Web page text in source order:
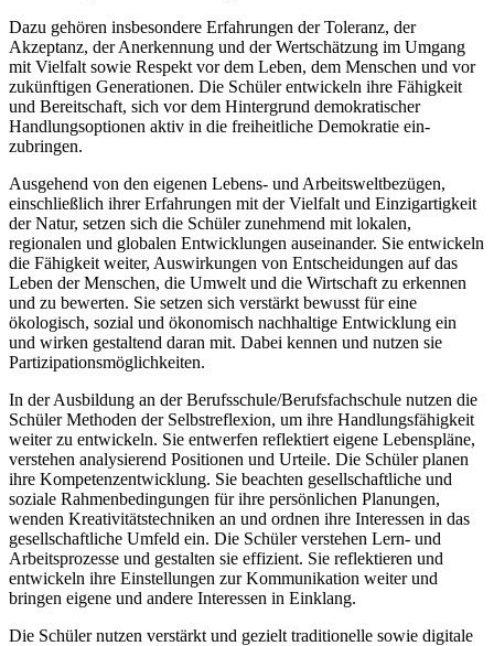
Dazu gehören insbesondere Erfahrungen der Toleranz, der
Akzeptanz, der Anerkennung und der Wertschätzung im Umgang
mit Vielfalt sowie Respekt vor dem Leben, dem Menschen und vor
zukünftigen Generationen. Die Schüler entwickeln ihre Fähigkeit
und Bereitschaft, sich vor dem Hintergrund demokratischer
Handlungsoptionen aktiv in die freiheitliche Demokratie ein-
zubringen.
Ausgehend von den eigenen Lebens- und Arbeitsweltbezügen,
einschließlich ihrer Erfahrungen mit der Vielfalt und Einzigartigkeit
der Natur, setzen sich die Schüler zunehmend mit lokalen,
regionalen und globalen Entwicklungen auseinander. Sie entwickeln
die Fähigkeit weiter, Auswirkungen von Entscheidungen auf das
Leben der Menschen, die Umwelt und die Wirtschaft zu erkennen
und zu bewerten. Sie setzen sich verstärkt bewusst für eine
ökologisch, sozial und ökonomisch nachhaltige Entwicklung ein
und wirken gestaltend daran mit. Dabei kennen und nutzen sie
Partizipationsmöglichkeiten.
In der Ausbildung an der Berufsschule/Berufsfachschule nutzen die
Schüler Methoden der Selbstreflexion, um ihre Handlungsfähigkeit
weiter zu entwickeln. Sie entwerfen reflektiert eigene Lebenspläne,
verstehen analysierend Positionen und Urteile. Die Schüler planen
ihre Kompetenzentwicklung. Sie beachten gesellschaftliche und
soziale Rahmenbedingungen für ihre persönlichen Planungen,
wenden Kreativitätstechniken an und ordnen ihre Interessen in das
gesellschaftliche Umfeld ein. Die Schüler verstehen Lern- und
Arbeitsprozesse und gestalten sie effizient. Sie reflektieren und
entwickeln ihre Einstellungen zur Kommunikation weiter und
bringen eigene und andere Interessen in Einklang.
Die Schüler nutzen verstärkt und gezielt traditionelle sowie digitale